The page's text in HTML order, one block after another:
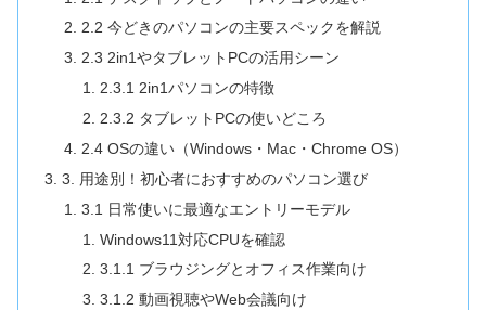
2.2 今どきのパソコンの主要スペックを解説
2.3 2in1やタブレットPCの活用シーン
2.3.1 2in1パソコンの特徴
2.3.2 タブレットPCの使いどころ
2.4 OSの違い（Windows・Mac・Chrome OS）
3. 用途別！初心者におすすめのパソコン選び
3.1 日常使いに最適なエントリーモデル
Windows11対応CPUを確認
3.1.1 ブラウジングとオフィス作業向け
3.1.2 動画視聴やWeb会議向け